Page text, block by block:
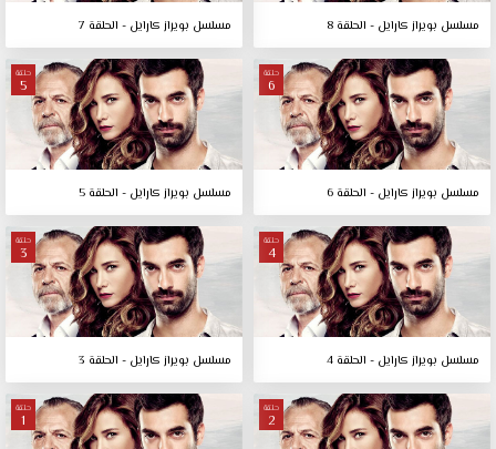
مسلسل بويراز كارايل - الحلقة 8 مسلسل بويراز كارايل - الحلقة 7
حلقة
6
مسلسل بويراز كارايل - الحلقة 6
حلقة
5
مسلسل بويراز كارايل - الحلقة 5
حلقة
4
مسلسل بويراز كارايل - الحلقة 4
حلقة
3
مسلسل بويراز كارايل - الحلقة 3
حلقة
2
حلقة
1